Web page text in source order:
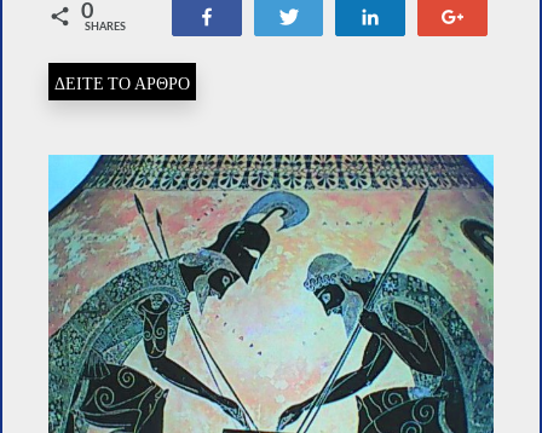
0
SHARES
ΔΕΙΤΕ ΤΟ ΑΡΘΡΟ